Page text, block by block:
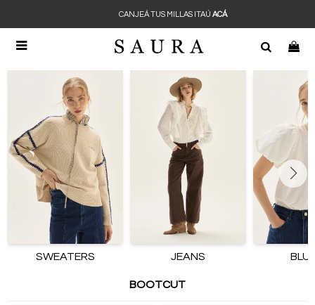

CANJEÁ TUS MILLAS ITAÚACÁ
SWEATERS JEANS
BOOTCUT